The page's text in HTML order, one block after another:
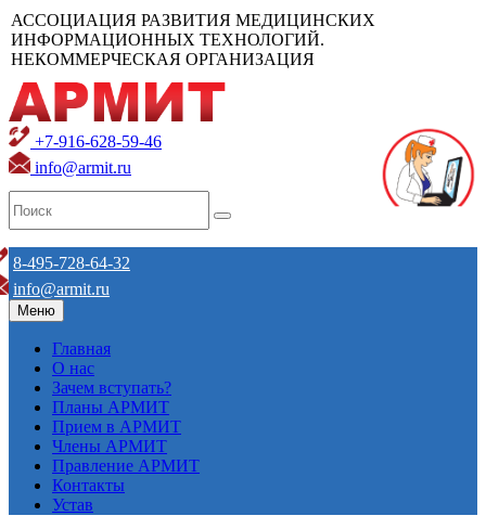
АССОЦИАЦИЯ РАЗВИТИЯ МЕДИЦИНСКИХ
ИНФОРМАЦИОННЫХ ТЕХНОЛОГИЙ.
НЕКОММЕРЧЕСКАЯ ОРГАНИЗАЦИЯ
+7-916-628-59-46
info@armit.ru
8-495-728-64-32
info@armit.ru
Меню
Главная
О нас
Зачем вступать?
Планы АРМИТ
Прием в АРМИТ
Члены АРМИТ
Правление АРМИТ
Контакты
Устав